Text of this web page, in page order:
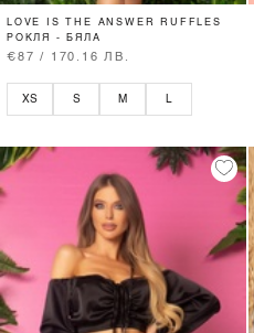
LOVE IS THE ANSWER RUFFLES
РОКЛЯ - БЯЛА
€87 / 170.16 ЛВ.
XS S M